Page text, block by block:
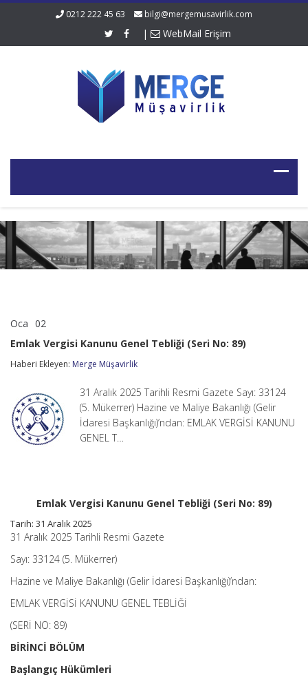
0212 222 45 63 bilgi@mergemusavirlik.com
| WebMail Erişim
Oca 02
Kanunu
Genel
Tebliği
89)
için
Emlak Vergisi Kanunu Genel Tebliği (Seri No: 89)
Haberi Ekleyen: Merge Müşavirlik
31 Aralık 2025 Tarihli Resmi Gazete Sayı: 33124
(5. Mükerrer) Hazine ve Maliye Bakanlığı (Gelir
İdaresi Başkanlığı)’ndan: EMLAK VERGİSİ KANUNU
GENEL T…
Emlak Vergisi Kanunu Genel Tebliği (Seri No: 89)
Tarih: 31 Aralık 2025
31 Aralık 2025 Tarihli Resmi Gazete
Sayı: 33124 (5. Mükerrer)
Hazine ve Maliye Bakanlığı (Gelir İdaresi Başkanlığı)’ndan:
EMLAK VERGİSİ KANUNU GENEL TEBLİĞİ
(SERİ NO: 89)
BİRİNCİ BÖLÜM
Başlangıç Hükümleri